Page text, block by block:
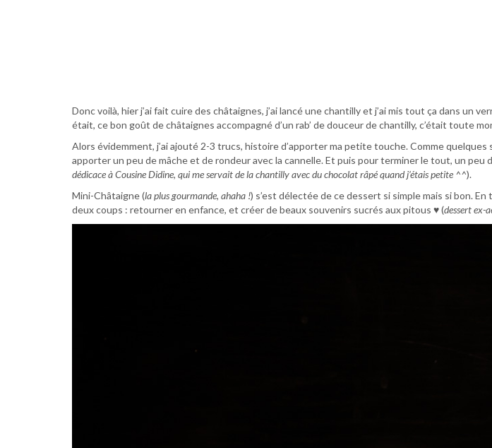
Donc voilà, hier j’ai fait cuire des châtaignes, j’ai lancé une chantilly et j’ai mis tout ça dans un
était, ce bon goût de châtaignes accompagné d’un rab’ de douceur de chantilly, c’était toute
Alors évidemment, j’ai ajouté 2-3 trucs, histoire d’apporter ma petite touche. Comme
apporter un peu de mâche et de rondeur avec la cannelle. Et puis pour terminer le tout, un peu
dédicace à Cousine Didine, qui me servait de la chantilly avec du chocolat râpé quand j’étais petite ^^).
Mini-Châtaigne (la plus gourmande, ahaha !) s’est délectée de ce dessert si simple mais si bon.
deux coups : retourner en enfance, et créer de beaux souvenirs sucrés aux pitous ♥ (dessert ex-